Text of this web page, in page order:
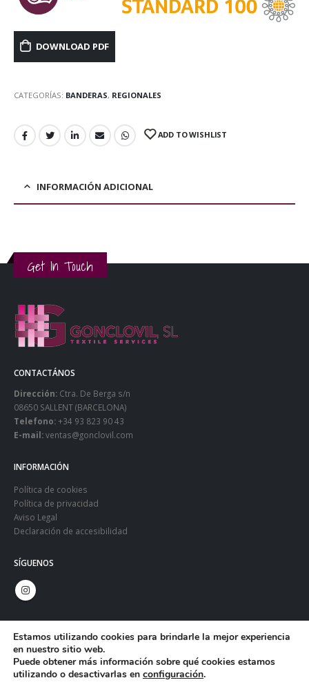
DOWNLOAD PDF
CATEGORÍAS: BANDERAS, REGIONALES
ADD TO WISHLIST
INFORMACIÓN ADICIONAL
Get In Touch
CONTACTÁNOS
Dirección: Ctra. De Berga s/n
08650 SALLENT (BARCELONA)
Telefono:+34 93 823 90 43
E-mail:ventas@gonclovil.com
INFORMACIÓN
Política de cookies
Política de privacidad
Aviso Legal
Declaración de accesibilidad
SÍGUENOS
Estamos utilizando cookies para brindarle la mejor experiencia
en nuestro sitio web.
Puede obtener más información sobre qué cookies estamos
utilizando o desactivarlas en configuración.